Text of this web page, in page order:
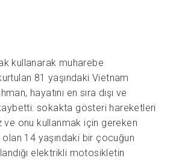
kullanarak muharebe
81 yaşındaki Vietnam
hayatını en sıra dışı ve
sokakta gösteri hareketleri
ve onu kullanmak için gereken
olan 14 yaşındaki bir çocuğun
elektrikli motosikletin